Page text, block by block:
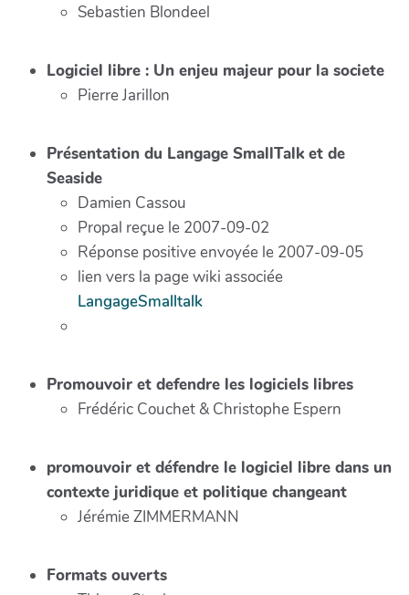
Sebastien Blondeel
Logiciel libre : Un enjeu majeur pour la societe
Pierre Jarillon
Présentation du Langage SmallTalk et de
Seaside
Damien Cassou
Propal reçue le 2007-09-02
Réponse positive envoyée le 2007-09-05
lien vers la page wiki associée
LangageSmalltalk
Promouvoir et defendre les logiciels libres
Frédéric Couchet & Christophe Espern
promouvoir et défendre le logiciel libre dans un
contexte juridique et politique changeant
Jérémie ZIMMERMANN
Formats ouverts